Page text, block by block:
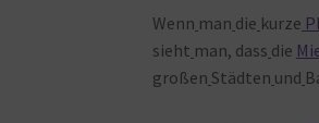
Wenn man die kurze
sieht man, dass die
großen Städten und